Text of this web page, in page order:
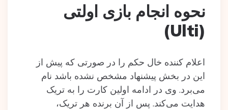
نحوه انجام بازی اولتی
(Ulti)
اعلام کننده خال حکم را در صورتی که پیش از
این در بخش پیشنهاد مشخص نشده باشد نام
می‌برد. وی در ادامه اولین کارت را به تریک
هدایت می‌کند. پس از آن برنده هر تریک،